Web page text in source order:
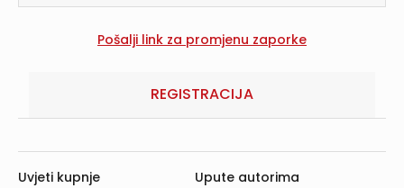
REGISTRACIJA
Uvjeti kupnje Upute autorima